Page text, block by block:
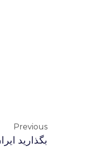
Previous
بگذارید